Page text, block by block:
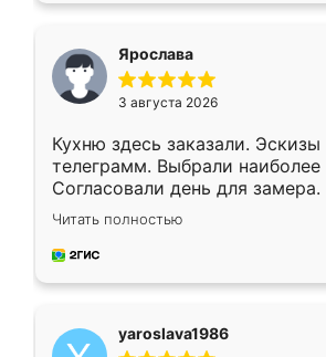
Ярослава
3 августа 2026
Кухню здесь заказали.
телеграмм. Выбрали
Согласовали день для
недели кухня была уже готова.
довольны работой. Спасибо
мебель за качественную
Читать полностью
yaroslava1986